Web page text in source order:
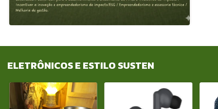
ELETRÔNICOS E ESTILO SUSTEN